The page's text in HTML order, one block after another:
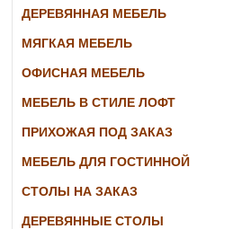
ДЕРЕВЯННАЯ МЕБЕЛЬ
МЯГКАЯ МЕБЕЛЬ
ОФИСНАЯ МЕБЕЛЬ
МЕБЕЛЬ В СТИЛЕ ЛОФТ
ПРИХОЖАЯ ПОД ЗАКАЗ
МЕБЕЛЬ ДЛЯ ГОСТИННОЙ
СТОЛЫ НА ЗАКАЗ
ДЕРЕВЯННЫЕ СТОЛЫ